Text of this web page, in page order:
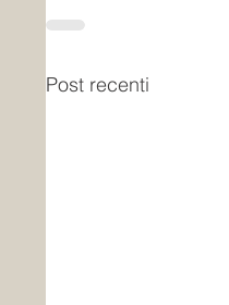
Post recenti